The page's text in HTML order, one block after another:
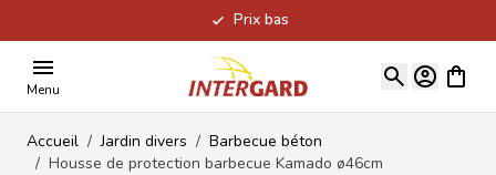
Prix bas
Menu
Voir
Accueil / Jardin divers / Barbecue béton
/ Housse de protection barbecue Kamado ø46cm